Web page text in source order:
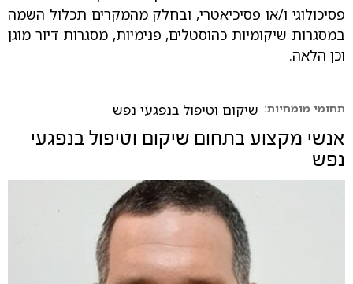
פסיכולוגי ו/או פסיכיאטרי, ובחלק מהמקרים תכלול השמה
במסגרות שיקומיות כהוסטלים, פנימיות, מסגרות דיור מוגן
וכן הלאה.
תחומי מומחיות: שיקום וטיפול בנפגעי נפש
אנשי מקצוע בתחום שיקום וטיפול בנפגעי
נפש